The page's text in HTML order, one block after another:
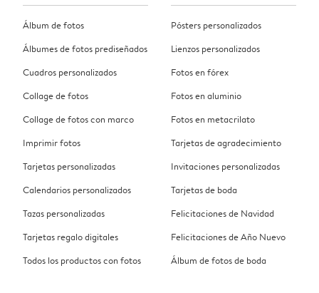
Álbum de fotos
Álbumes de fotos prediseñados
Cuadros personalizados
Collage de fotos
Collage de fotos con marco
Imprimir fotos
Tarjetas personalizadas
Calendarios personalizados
Tazas personalizadas
Tarjetas regalo digitales
Todos los productos con fotos
Pósters personalizados
Lienzos personalizados
Fotos en fórex
Fotos en aluminio
Fotos en metacrilato
Tarjetas de agradecimiento
Invitaciones personalizadas
Tarjetas de boda
Felicitaciones de Navidad
Felicitaciones de Año Nuevo
Álbum de fotos de boda